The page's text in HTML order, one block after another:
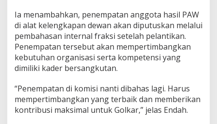
Ia menambahkan, penempatan anggota hasil PAW
di alat kelengkapan dewan akan diputuskan melalui
pembahasan internal fraksi setelah pelantikan.
Penempatan tersebut akan mempertimbangkan
kebutuhan organisasi serta kompetensi yang
dimiliki kader bersangkutan.
“Penempatan di komisi nanti dibahas lagi. Harus
mempertimbangkan yang terbaik dan memberikan
kontribusi maksimal untuk Golkar,” jelas Endah.